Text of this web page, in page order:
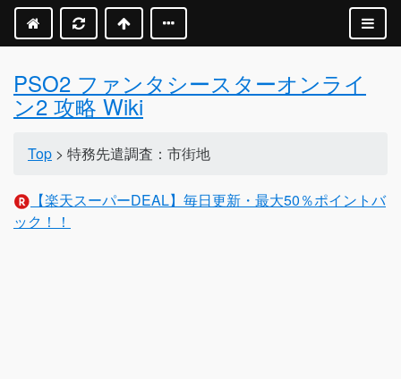
PSO2 ファンタシースターオンライ
ン2 攻略 Wiki
Top > 特務先遣調査：市街地
【楽天スーパーDEAL】毎日更新・最大50％ポイントバ
ック！！